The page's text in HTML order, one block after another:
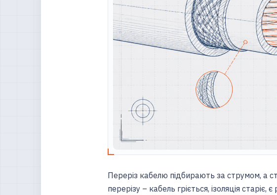
Переріз кабелю підбирають за струмом, а
перерізу – кабель гріється, ізоляція